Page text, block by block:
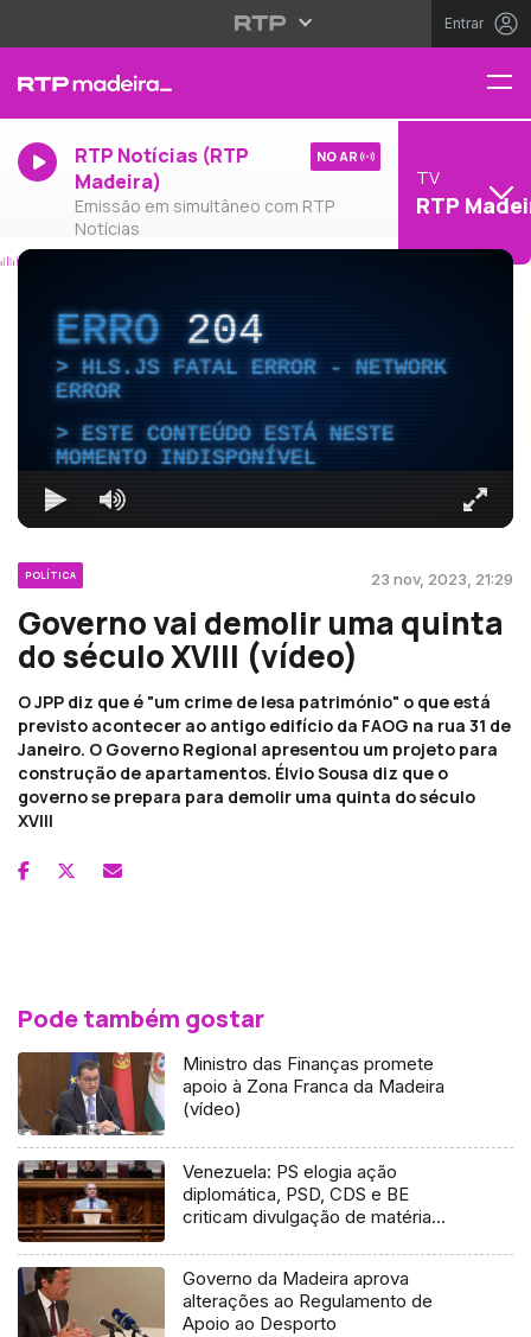
Entrar
RTP Notícias (RTP
Madeira)
Emissão em simultâneo com RTP
Notícias
NO AR
TV
RTP
ERRO204
HLS.JS FATAL ERROR - NETWORK
ERROR
ESTE CONTEÚDO ESTÁ NESTE
MOMENTO INDISPONÍVEL
POLÍTICA 23 nov, 2023, 21:29
Governo vai demolir uma quinta
do século XVIII (vídeo)
O JPP diz que é "um crime de lesa património" o que está
previsto acontecer ao antigo edifício da FAOG na rua 31 de
Janeiro. O Governo Regional apresentou um projeto para
construção de apartamentos. Élvio Sousa diz que o
governo se prepara para demolir uma quinta do século
XVIII
Pode também gostar
Ministro das Finanças promete
apoio à Zona Franca da Madeira
(vídeo)
Venezuela: PS elogia ação
diplomática, PSD, CDS e BE
criticam divulgação de matéria
Governo da Madeira aprova
alterações ao Regulamento de
Apoio ao Desporto